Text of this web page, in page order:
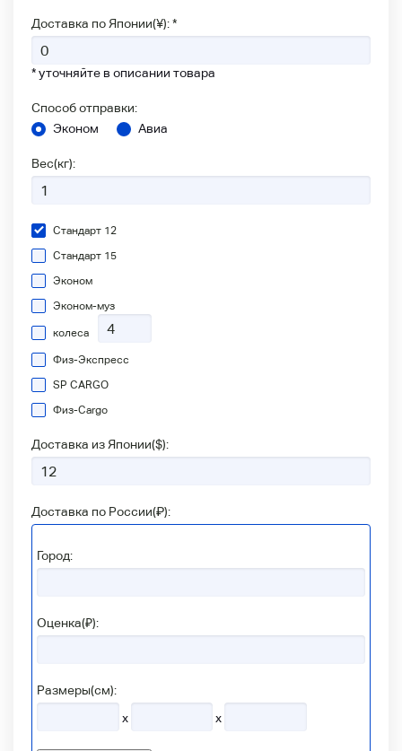
Доставка по Японии(¥): *
* уточняйте в описании товара
Способ отправки:
Эконом
Авиа
Вес(кг):
Стандарт 12
Стандарт 15
Эконом
Эконом-муз
колеса
Физ-Экспресс
SP CARGO
Физ-Сargo
Доставка из Японии($):
Доставка по России(₽):
Город:
Оценка(₽):
Размеры(см):
x
x